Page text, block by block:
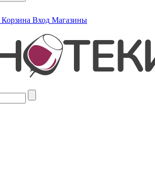
Корзина Вход Магазины